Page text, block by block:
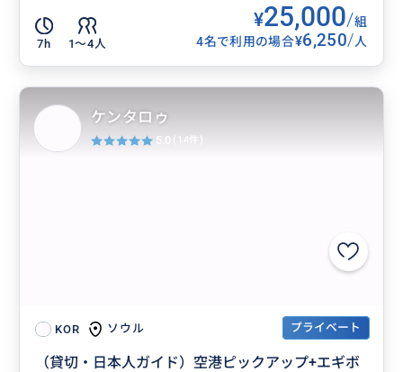
7h 1〜4人
¥25,000/組
4名で利用の場合¥6,250/人
KOR ソウル プライベート
（貸切・日本人ガイド）空港ピックアップ+エギボ
ケンタロゥ
5.0 (14件)